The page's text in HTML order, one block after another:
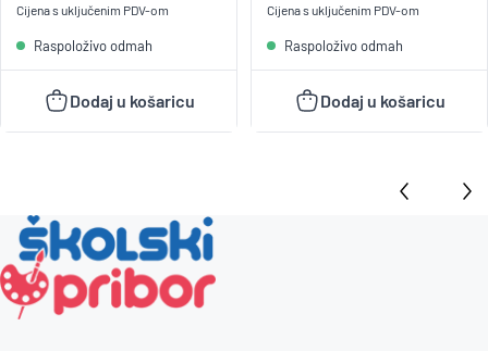
Cijena s uključenim PDV-om
Raspoloživo odmah
Dodaj u košaricu
Cijena s uključenim PDV-om
Raspoloživo odmah
Dodaj u košaricu